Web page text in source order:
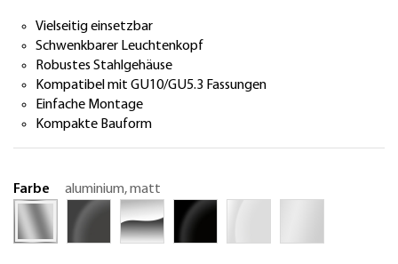
Vielseitig einsetzbar
Schwenkbarer Leuchtenkopf
Robustes Stahlgehäuse
Kompatibel mit GU10/GU5.3 Fassungen
Einfache Montage
Kompakte Bauform
Farbe aluminium, matt